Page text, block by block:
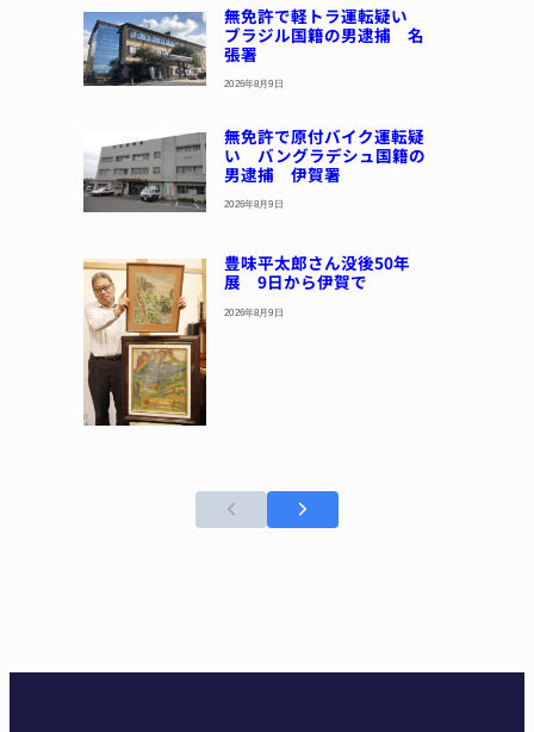
無免許で軽トラ運転疑い
ブラジル国籍の男逮捕 名
張署
2026年8月9日
無免許で原付バイク運転疑
い バングラデシュ国籍の
男逮捕 伊賀署
2026年8月9日
豊味平太郎さん没後50年
展 9日から伊賀で
2026年8月9日